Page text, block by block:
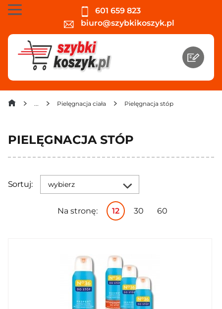
601 659 823
biuro@szybkikoszyk.pl
Pielęgnacja ciała Pielęgnacja stóp
PIELĘGNACJA STÓP
Sortuj: wybierz
Na stronę: 12 30 60